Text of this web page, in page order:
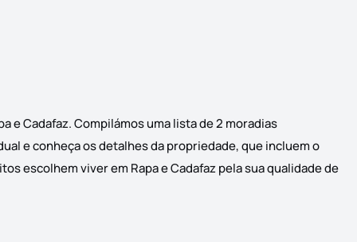
e Cadafaz. Compilámos uma lista de 2 moradias
e conheça os detalhes da propriedade, que incluem o
escolhem viver em Rapa e Cadafaz pela sua qualidade de